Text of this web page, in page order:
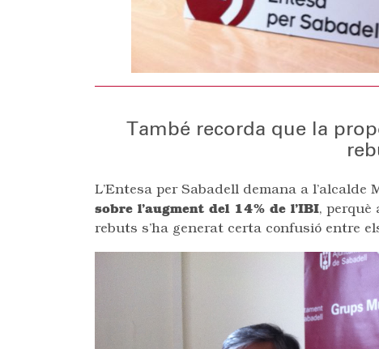
També recorda que la
L’Entesa per Sabadell demana a l’alcalde
sobre l’augment del 14% de l’IBI, perquè
rebuts s’ha generat certa confusió entre